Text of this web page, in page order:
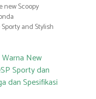
new Scoopy
and Stylish
Warna New
Sporty dan
dan Spesifikasi